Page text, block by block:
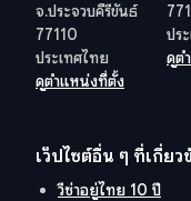
จ.ประจวบคีรีขันธ์
77110
ประเทศไทย
ดูตำแหน่งที่ตั้ง
ปร
ดูต
เว็ปไซต์อื่น ๆ ที่เกี่ยว
วีซ่าอยู่ไทย 10 ปี